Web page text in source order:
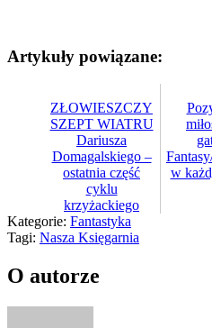
Artykuły powiązane:
ZŁOWIESZCZY
SZEPT WIATRU
Dariusza
Domagalskiego –
ostatnia część
cyklu
krzyżackiego
w
Kategorie: Fantastyka
Tagi: Nasza Księgarnia
O autorze